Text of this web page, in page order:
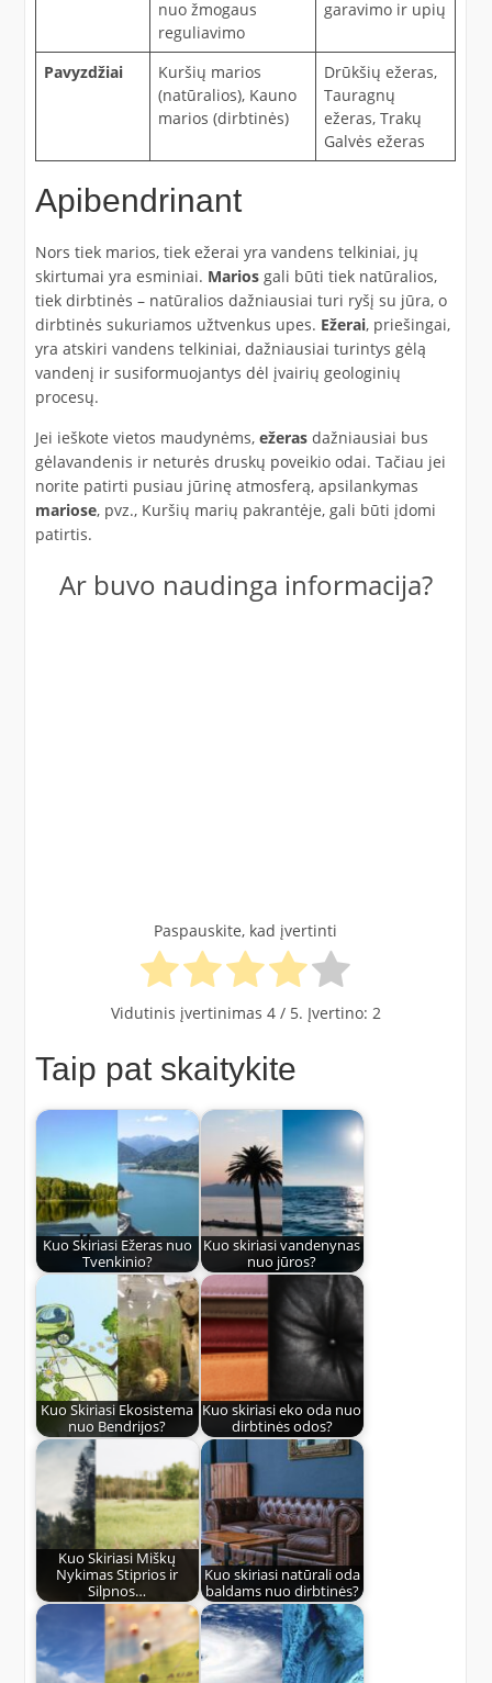
nuo žmogaus
reguliavimo
garavimo ir upių
Pavyzdžiai
Kuršių marios
(natūralios), Kauno
marios (dirbtinės)
Drūkšių ežeras,
Tauragnų
ežeras, Trakų
Galvės ežeras
Apibendrinant
Nors tiek marios, tiek ežerai yra vandens telkiniai, jų
skirtumai yra esminiai. Mariosgali būti tiek natūralios,
tiek dirbtinės – natūralios dažniausiai turi ryšį su jūra, o
dirbtinės sukuriamos užtvenkus upes. Ežerai, priešingai,
yra atskiri vandens telkiniai, dažniausiai turintys gėlą
vandenį ir susiformuojantys dėl įvairių geologinių
procesų.
Jei ieškote vietos maudynėms, ežerasdažniausiai bus
gėlavandenis ir neturės druskų poveikio odai. Tačiau jei
norite patirti pusiau jūrinę atmosferą, apsilankymas
mariose, pvz., Kuršių marių pakrantėje, gali būti įdomi
patirtis.
Ar buvo naudinga informacija?
Paspauskite, kad įvertinti
Vidutinis įvertinimas 4/ 5. Įvertino: 2
Taip pat skaitykite
Kuo Skiriasi Ežeras nuo
Tvenkinio?
Kuo skiriasi vandenynas
nuo jūros?
Kuo Skiriasi Ekosistema
nuo Bendrijos?
Kuo skiriasi eko oda nuo
dirbtinės odos?
Kuo Skiriasi Miškų
Nykimas Stiprios ir
Silpnos…
Kuo skiriasi natūrali oda
baldams nuo dirbtinės?